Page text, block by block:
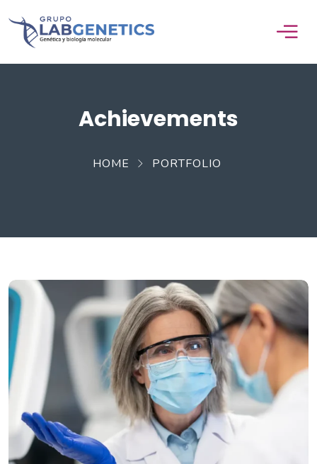
Achievements
HOME PORTFOLIO